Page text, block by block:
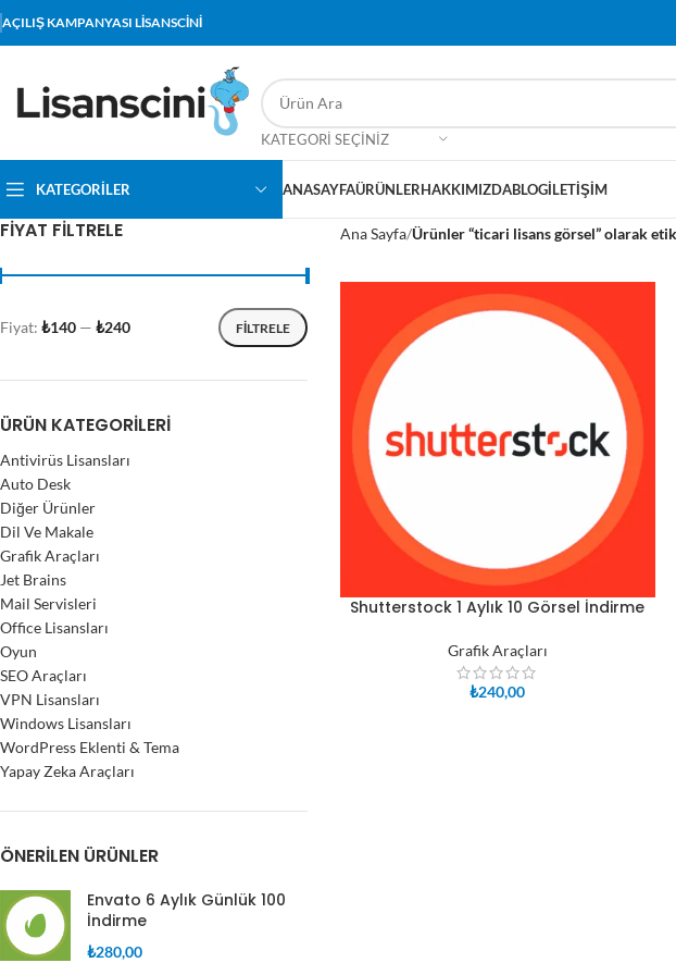
AÇILIŞ KAMPANYASI LİSANSCİNİ
KATEGORI SEÇINIZ
KATEGORİLER ANASAYFAÜRÜNLERHAKKIMIZDABLOGİLETIŞIM
FIYAT FILTRELE
FILTRELE
Fiyat: ₺140 — ₺240
ÜRÜN KATEGORILERI
Antivirüs Lisansları
Auto Desk
Diğer Ürünler
Dil Ve Makale
Grafik Araçları
Jet Brains
Mail Servisleri
Office Lisansları
Oyun
SEO Araçları
VPN Lisansları
Windows Lisansları
WordPress Eklenti & Tema
Yapay Zeka Araçları
ÖNERILEN ÜRÜNLER
Envato 6 Aylık Günlük 100
İndirme
₺280,00
Ana Sayfa Ürünler “ticari lisans görsel” olarak
SEPETE EKLE
Shutterstock 1 Aylık 10 Görsel İndirme
Grafik Araçları
₺240,00